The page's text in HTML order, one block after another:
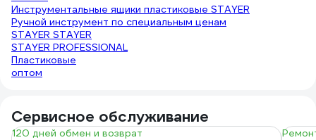
Инструментальные ящики пластиковые STAYER
Ручной инструмент по специальным ценам
STAYER STAYER
STAYER PROFESSIONAL
Пластиковые
оптом
Сервисное обслуживание
120 дней обмен и возврат